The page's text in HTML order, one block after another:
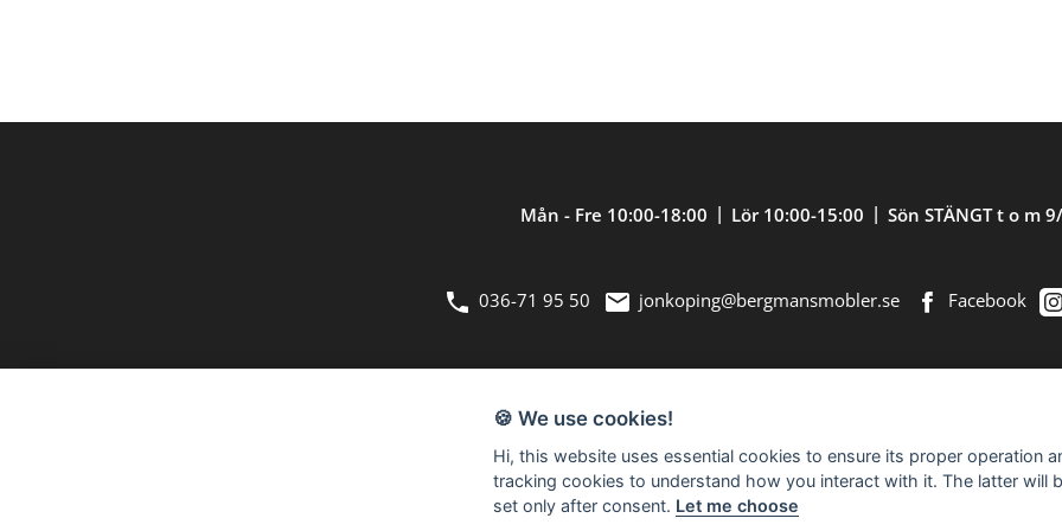
Mån - Fre 10:00-18:00 Lör 10:00-15:00 Sön STÄNGT t o m
036-71 95 50 jonkoping@bergmansmobler.se Facebook
Bergmans Möbler är en fullsortimentsbutik inom möbler och heminredning. Välkommen in till vår nästan 2.500
🍪 We use cookies!
Hi, this website uses essential cookies to ensure its proper operation
tracking cookies to understand how you interact with it. The latter will
set only after consent. Let me choose